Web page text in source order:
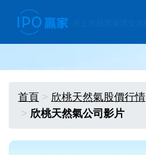
首頁
欣桃天然氣股價行情
欣桃天然氣公司影片